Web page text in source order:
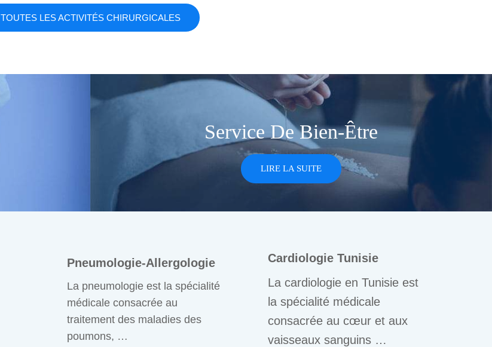
TOUTES LES ACTIVITÉS CHIRURGICALES
Service De Bien-Être
LIRE LA SUITE
Pneumologie-Allergologie
La pneumologie est la spécialité
médicale consacrée au
traitement des maladies des
poumons, …
Cardiologie Tunisie
La cardiologie en Tunisie est
la spécialité médicale
consacrée au cœur et aux
vaisseaux sanguins …